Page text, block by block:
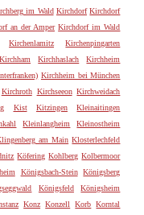
im Wald Kirchdorf Kirchdorf
an der Amper Kirchdorf im Wald
Kirchenlamitz
Kirchenpingarten
Kirchham Kirchhaslach
Kirchheim
Kirchheim bei München
Kirchroth Kirchseeon Kirchweidach
Kist Kitzingen
Kleinaitingen
Kleinlangheim
Kleinostheim
am Main Klosterlechfeld
Köfering Kohlberg Kolbermoor
Königsbach-Stein
Königsberg
Königsfeld
Königsheim
Konz Konzell Korb Korntal